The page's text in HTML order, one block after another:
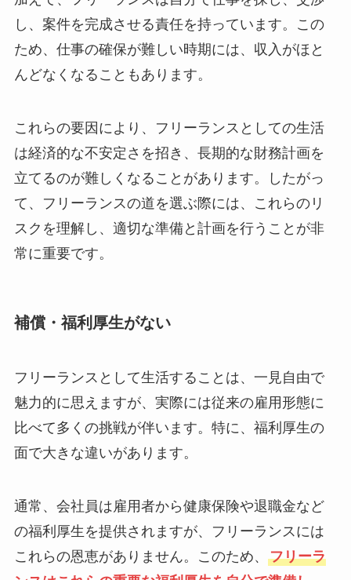
し、案件を完成させる責任を持っています。この
ため、仕事の確保が難しい時期には、収入がほと
んどなくなることもあります。
これらの要因により、フリーランスとしての生活
は経済的な不安定さを招き、長期的な財務計画を
立てるのが難しくなることがあります。したがっ
て、フリーランスの道を選ぶ際には、これらのリ
スクを理解し、適切な準備と計画を行うことが非
常に重要です。
補償・福利厚生がない
フリーランスとして生活することは、一見自由で
魅力的に思えますが、実際には従来の雇用形態に
比べて多くの挑戦が伴います。特に、福利厚生の
面で大きな違いがあります。
通常、会社員は雇用者から健康保険や退職金など
の福利厚生を提供されますが、フリーランスには
これらの恩恵がありません。このため、 フリーラ